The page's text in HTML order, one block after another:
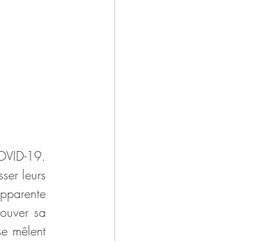
19.
leurs
sa
mêlent